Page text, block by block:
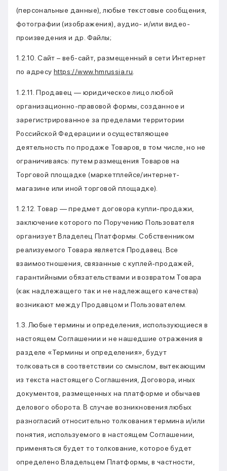
(персональные данные), любые текстовые сообщения,
фотографии (изображения), аудио- и/или видео-
произведения и др. Файлы;
1.2.10. Сайт – веб-сайт, размещенный в сети Интернет
по адресуhttps://www.hmrussia.ru.
1.2.11. Продавец — юридическое лицо любой
организационно-правовой формы, созданное и
зарегистрированное за пределами территории
Российской Федерации и осуществляющее
деятельность по продаже Товаров, в том числе, но не
ограничиваясь: путем размещения Товаров на
Торговой площадке (маркетплейсе/интернет-
магазине или иной торговой площадке).
1.2.12. Товар — предмет договора купли-продажи,
заключение которого по Поручению Пользователя
организует Владелец Платформы. Собственником
реализуемого Товара является Продавец. Все
взаимоотношения, связанные с куплей-продажей,
гарантийными обязательствами и возвратом Товара
(как надлежащего так и не надлежащего качества)
возникают между Продавцом и Пользователем.
1.3. Любые термины и определения, использующиеся в
настоящем Соглашении и не нашедшие отражения в
разделе «Термины и определения», будут
толковаться в соответствии со смыслом, вытекающим
из текста настоящего Соглашения, Договора, иных
документов, размещенных на платформе и обычаев
делового оборота. В случае возникновения любых
разногласий относительно толкования термина и/или
понятия, используемого в настоящем Соглашении,
применяться будет то толкование, которое будет
определено Владельцем Платформы, в частности,